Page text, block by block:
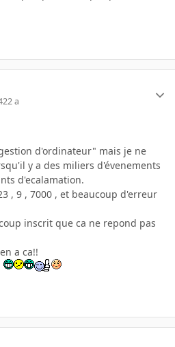
22 a
d'ordinateur" mais je ne
y a des miliers d'évenements
d'ecalamation.
, 9 , 7000 , et beaucoup d'erreur
inscrit que ca ne repond pas
a ca!!